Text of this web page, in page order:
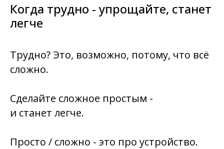
Когда трудно - упрощайте, станет
легче
Трудно? Это, возможно, потому, что всё
сложно.
Сделайте сложное простым -
и станет легче.
Просто / сложно - это про устройство.